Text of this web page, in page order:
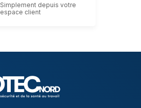
Simplement depuis votre
espace client